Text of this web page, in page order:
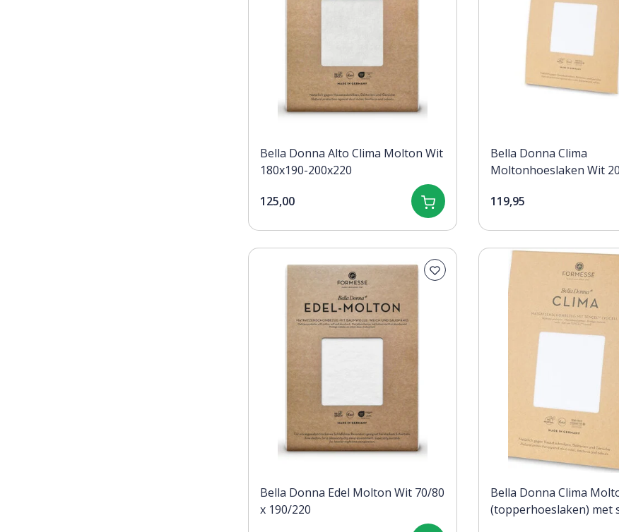
Bella Donna Alto Clima Molton Wit
180x190-200x220
125,00
Bella Donna Clima
Moltonhoeslaken Wit
119,95
Bella Donna Edel Molton Wit 70/80
x 190/220
Bella Donna Clima
(topperhoeslaken) met